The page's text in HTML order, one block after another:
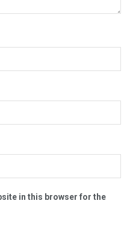
in this browser for the